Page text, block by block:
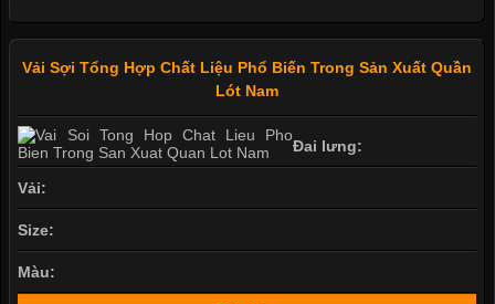
Vải Sợi Tổng Hợp Chất Liệu Phổ Biến Trong Sản Xuất Quần
Lót Nam
Đai lưng:
Vải:
Size:
Màu: